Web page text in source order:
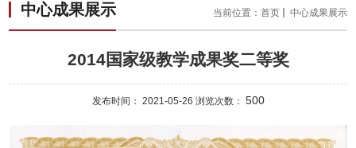
中心成果展示 当前位置： 首页 中心成果展示
2014国家级教学成果奖二等奖
发布时间： 2021-05-26 浏览次数： 500